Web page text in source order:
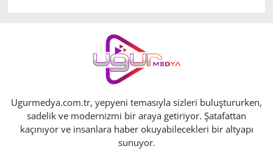
Ugurmedya.com.tr, yepyeni temasıyla sizleri buluştururken,
sadelik ve modernizmi bir araya getiriyor. Şatafattan
kaçınıyor ve insanlara haber okuyabilecekleri bir altyapı
sunuyor.